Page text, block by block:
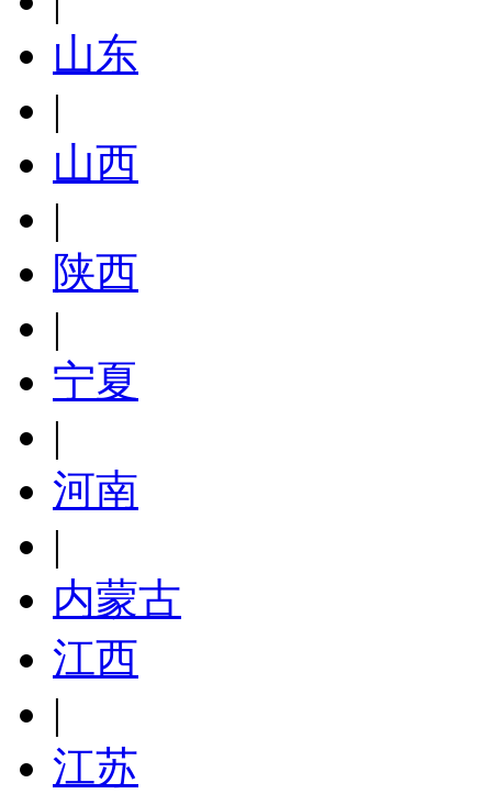
山东
|
山西
|
陕西
|
宁夏
|
河南
|
内蒙古
江西
|
江苏